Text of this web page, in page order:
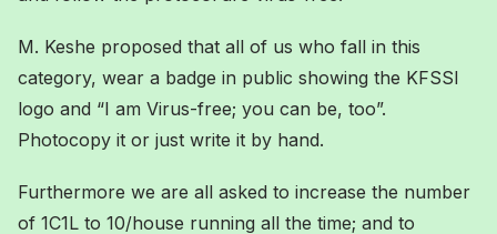
M. Keshe proposed that all of us who fall in this
category, wear a badge in public showing the KFSSI
logo and “I am Virus-free; you can be, too”.
Photocopy it or just write it by hand.
Furthermore we are all asked to increase the number
of 1C1L to 10/house running all the time; and to